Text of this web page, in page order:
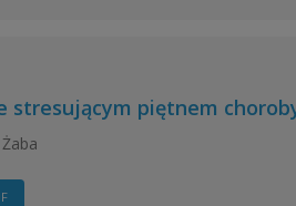
stresującym piętnem